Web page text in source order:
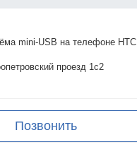
mini-USB на телефоне HTC
проезд 1с2
Позвонить